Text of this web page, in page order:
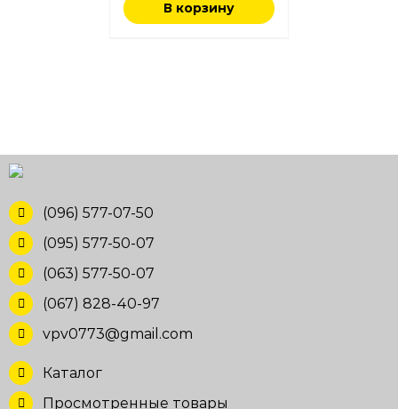
В корзину
(096) 577-07-50
(095) 577-50-07
(063) 577-50-07
(067) 828-40-97
vpv0773@gmail.com
Каталог
Просмотренные товары